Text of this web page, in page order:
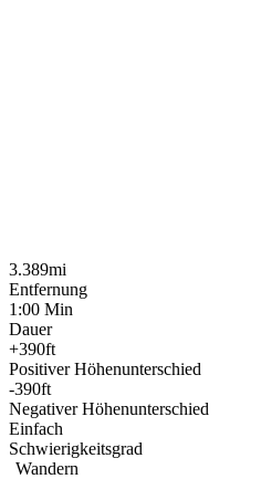
3.389mi
Entfernung
1:00 Min
Dauer
+390ft
Positiver Höhenunterschied
-390ft
Negativer Höhenunterschied
Einfach
Schwierigkeitsgrad
Wandern